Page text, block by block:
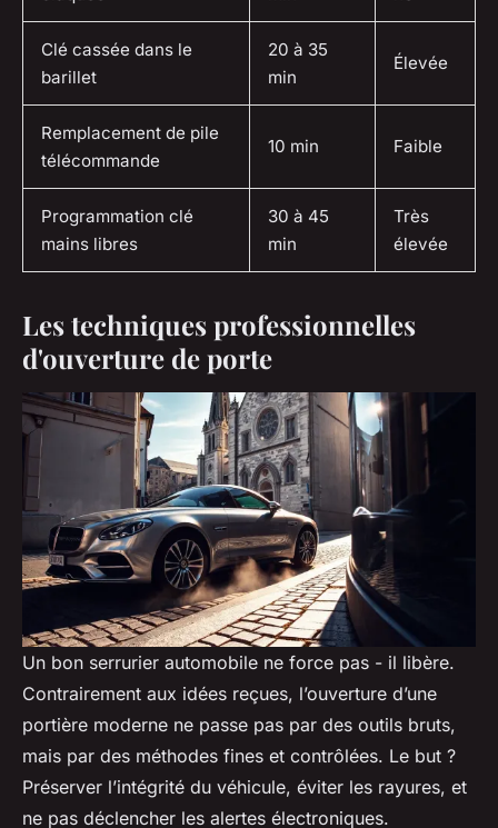
Clé cassée dans le
barillet
20 à 35
min
Élevée
Remplacement de pile
télécommande
10 min Faible
Programmation clé
mains libres
30 à 45
min
Très
élevée
Les techniques professionnelles
d'ouverture de porte
Un bon serrurier automobile ne force pas - il libère.
Contrairement aux idées reçues, l’ouverture d’une
portière moderne ne passe pas par des outils bruts,
mais par des méthodes fines et contrôlées. Le but ?
Préserver l’intégrité du véhicule, éviter les rayures, et
ne pas déclencher les alertes électroniques.